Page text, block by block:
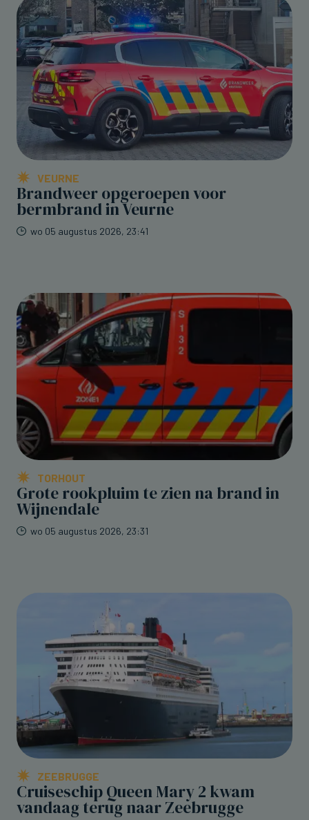
VEURNE
Brandweer opgeroepen voor
bermbrand in Veurne
wo 05 augustus 2026, 23:41
TORHOUT
Grote rookpluim te zien na brand in
Wijnendale
wo 05 augustus 2026, 23:31
ZEEBRUGGE
Cruiseschip Queen Mary 2 kwam
vandaag terug naar Zeebrugge